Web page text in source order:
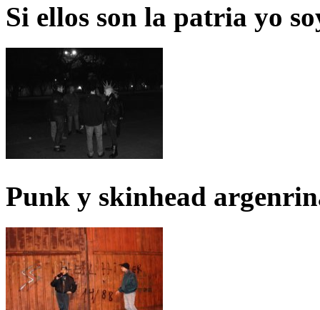
Si ellos son la patria yo
Punk y skinhead